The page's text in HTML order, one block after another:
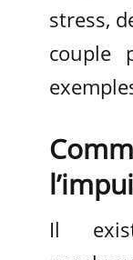
stress,
couple
Il